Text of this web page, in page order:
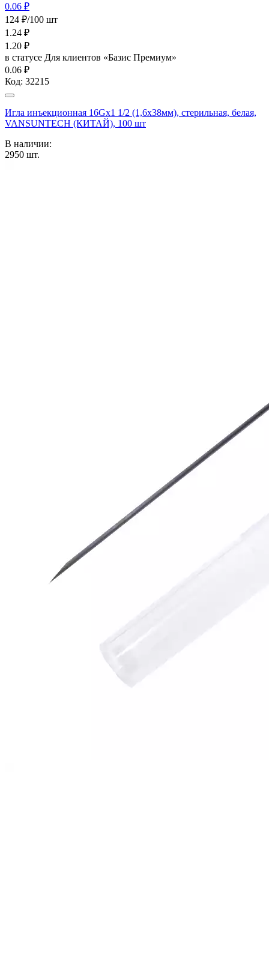
0.06 ₽
124 ₽/100 шт
1.24 ₽
1.20 ₽
в статусе Для клиентов «Базис Премиум»
0.06 ₽
Код: 32215
Игла инъекционная 16Gх1 1/2 (1,6х38мм), стерильная, белая,
VANSUNTECH (КИТАЙ), 100 шт
В наличии:
2950 шт.